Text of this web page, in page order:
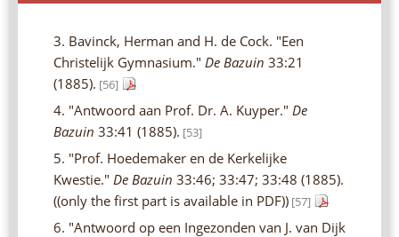
3. Bavinck, Herman and H. de Cock. "Een
Christelijk Gymnasium." De Bazuin 33:21
(1885). [56]
4. "Antwoord aan Prof. Dr. A. Kuyper." De
Bazuin 33:41 (1885). [53]
5. "Prof. Hoedemaker en de Kerkelijke
Kwestie." De Bazuin 33:46; 33:47; 33:48 (1885).
((only the first part is available in PDF)) [57]
6. "Antwoord op een Ingezonden van J. van Dijk